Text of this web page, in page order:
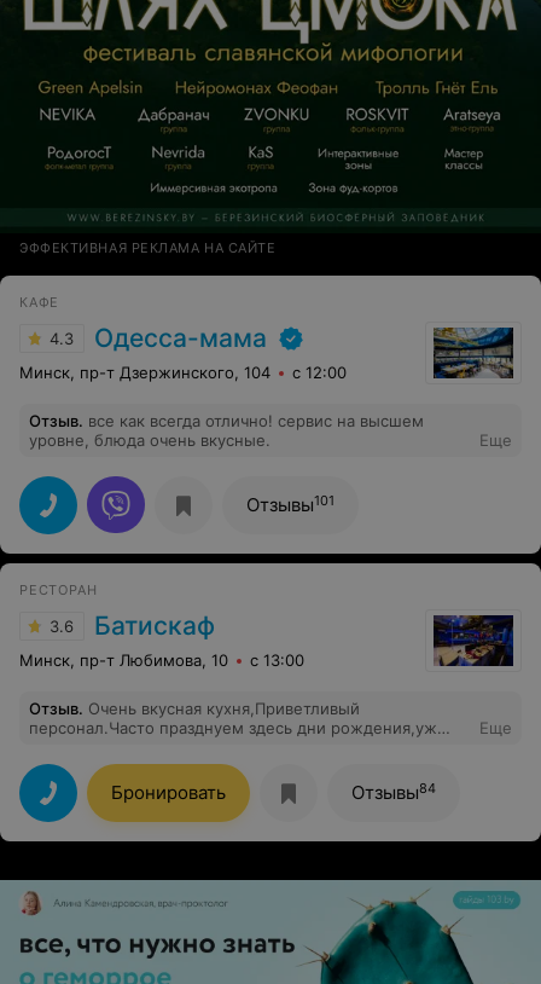
ЭФФЕКТИВНАЯ РЕКЛАМА НА САЙТЕ
КАФЕ
4.3 Одесса-мама
Минск, пр-т Дзержинского, 104 с 12:00
Отзыв. все как всегда отлично! сервис на высшем
уровне, блюда очень вкусные.
Еще
Отзывы101
РЕСТОРАН
3.6 Батискаф
Минск, пр-т Любимова, 10 с 13:00
Отзыв. Очень вкусная кухня,Приветливый
персонал.Часто празднуем здесь дни рождения,уж
сходить и насладится этим прекрасным местом.
Еще
Бронировать Отзывы84